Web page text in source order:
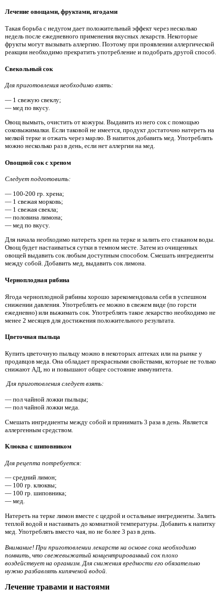
Лечение овощами, фруктами, ягодами
Такая борьба с недугом дает положительный эффект через несколько
недель после ежедневного применения вкусных лекарств. Некоторые
фрукты могут вызывать аллергию. Поэтому при проявлении аллергической
реакции необходимо прекратить употребление и подобрать другой способ.
Свекольный сок
Для приготовления необходимо взять:
— 1 свежую свеклу;
— мед по вкусу.
Овощ вымыть, очистить от кожуры. Выдавить из него сок с помощью
соковыжималки. Если таковой не имеется, продукт достаточно натереть на
мелкой терке и отжать через марлю. В напиток добавить мед. Употреблять
можно несколько раз в день, если нет аллергии на мед.
Овощной сок с хреном
Следует подготовить:
— 100-200 гр. хрена;
— 1 свежая морковь;
— 1 свежая свекла;
— половина лимона;
— мед по вкусу.
Для начала необходимо натереть хрен на терке и залить его стаканом воды.
Овощ будет настаиваться сутки в темном месте. Затем из очищенных
овощей выдавить сок любым доступным способом. Смешать ингредиенты
между собой. Добавить мед, выдавить сок лимона.
Черноплодная рябина
Ягода черноплодной рябины хорошо зарекомендовала себя в успешном
снижении давления. Употреблять ее можно в свежем виде (по горсти
ежедневно) или выжимать сок. Употреблять такое лекарство необходимо не
менее 2 месяцев для достижения положительного результата.
Цветочная пыльца
Купить цветочную пыльцу можно в некоторых аптеках или на рынке у
продавцов меда. Она обладает прекрасными свойствами, которые не только
снижают АД, но и повышают общее состояние иммунитета.
Для приготовления следует взять:
— пол чайной ложки пыльцы;
— пол чайной ложки меда.
Смешать ингредиенты между собой и принимать 3 раза в день. Является
аллергенным средством.
Клюква с шиповником
Для рецепта потребуется:
— средний лимон;
— 100 гр. клюквы;
— 100 гр. шиповника;
— мед.
Натереть на терке лимон вместе с цедрой и остальные ингредиенты. Залить
теплой водой и настаивать до комнатной температуры. Добавить к напитку
мед. Употреблять вместо чая, но не более 3 раз в день.
Внимание! При приготовлении лекарств на основе сока необходимо
помнить, что свежевыжатый концентрированный сок плохо
воздействует на организм. Для снижения вредности его обязательно
нужно разбавлять кипяченой водой.
Лечение травами и настоями